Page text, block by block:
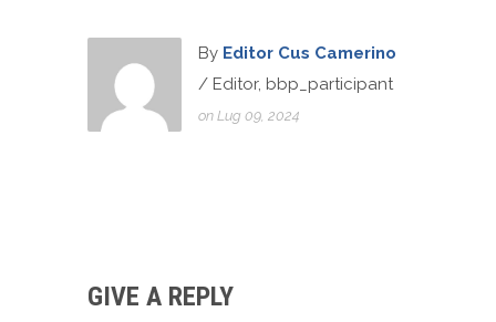
By Editor Cus Camerino
/ Editor, bbp_participant
on Lug 09, 2024
GIVE A REPLY